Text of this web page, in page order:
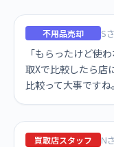
不用品売却 S
「もらったけど使
取Xで比較したら店
比較って大事ですね
買取店スタッフ N